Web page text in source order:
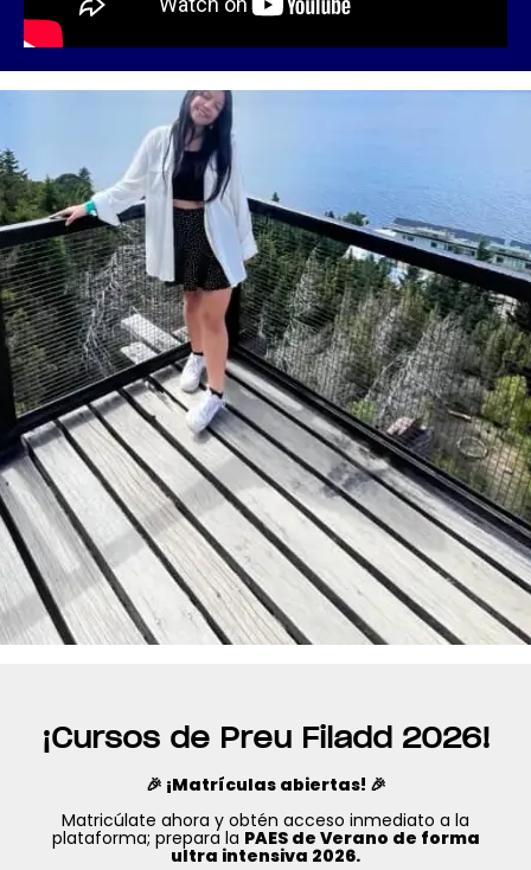
¡Cursos de Preu Filadd 2026!
🎉 ¡Matrículas abiertas! 🎉
Matricúlate ahora y obtén acceso inmediato a la
plataforma; prepara la PAES de Verano de forma
ultra intensiva 2026.